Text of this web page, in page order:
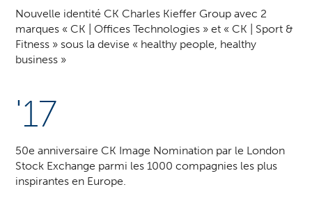
Nouvelle identité CK Charles Kieffer Group avec 2
marques « CK | Offices Technologies » et « CK | Sport &
Fitness » sous la devise « healthy people, healthy
business »
'17
50e anniversaire CK Image Nomination par le London
Stock Exchange parmi les 1000 compagnies les plus
inspirantes en Europe.